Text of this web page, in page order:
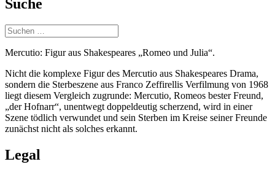
Suche
Suchen
nach:
Mercutio: Figur aus Shakespeares „Romeo und Julia“.
Nicht die komplexe Figur des Mercutio aus Shakespeares Drama,
sondern die Sterbeszene aus Franco Zeffirellis Verfilmung von 1968
liegt diesem Vergleich zugrunde: Mercutio, Romeos bester Freund,
„der Hofnarr“, unentwegt doppeldeutig scherzend, wird in einer
Szene tödlich verwundet und sein Sterben im Kreise seiner Freunde
zunächst nicht als solches erkannt.
Legal